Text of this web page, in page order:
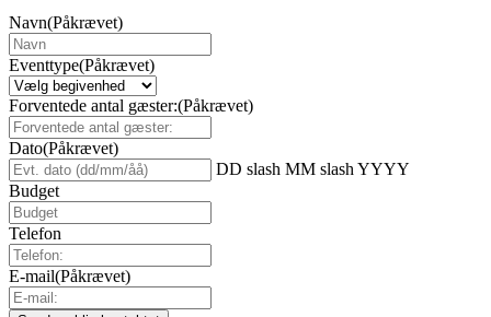
Navn(Påkrævet)
Eventtype(Påkrævet)
Forventede antal gæster:(Påkrævet)
Dato(Påkrævet)
DD slash MM slash YYYY
Budget
Telefon
E-mail(Påkrævet)